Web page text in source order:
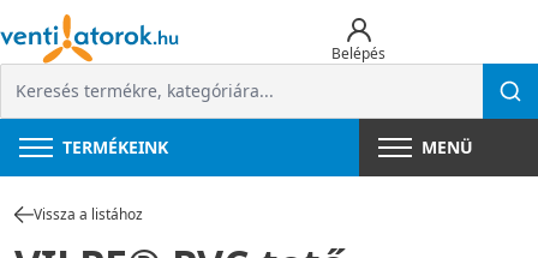
Belépés
TERMÉKEINK MENÜ
Vissza a listához